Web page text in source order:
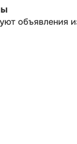
объявления